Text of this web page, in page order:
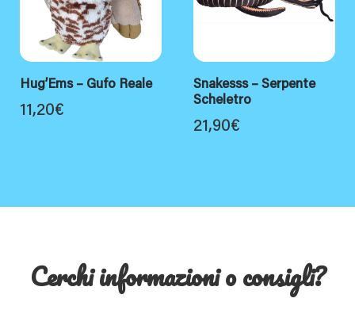
Hug’Ems – Gufo Reale
11,20€
Snakesss – Serpente
Scheletro
21,90€
Cerchi informazioni o consigli?